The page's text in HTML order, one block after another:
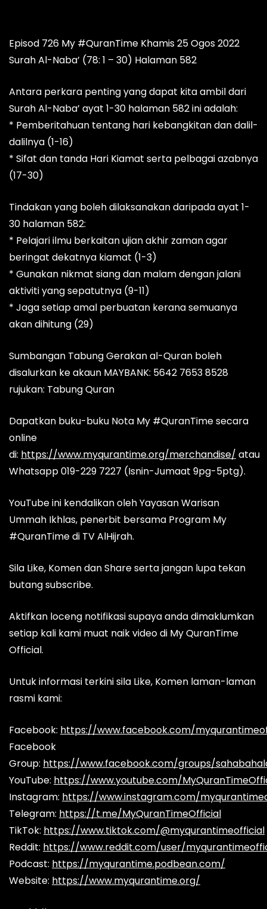
Episod 726 My #QuranTime Khamis 25 Ogos 2022
Surah Al-Naba’ (78: 1 – 30) Halaman 582
Antara perkara penting yang dapat kita ambil dari
Surah Al-Naba’ ayat 1-30 halaman 582 ini adalah:
* Pemberitahuan tentang hari kebangkitan dan dalil-
dalilnya (1-16)
* Sifat dan tanda Hari Kiamat serta pelbagai azabnya
(17-30)
Tindakan yang boleh dilaksanakan daripada ayat 1-
30 halaman 582:
* Pelajari ilmu berkaitan ujian akhir zaman agar
beringat dekatnya kiamat (1-3)
* Gunakan nikmat siang dan malam dengan jalani
aktiviti yang sepatutnya (9-11)
* Jaga setiap amal perbuatan kerana semuanya
akan dihitung (29)
Sumbangan Tabung Gerakan al-Quran boleh
disalurkan ke akaun MAYBANK: 5642 7653 8528
rujukan: Tabung Quran
Dapatkan buku-buku Nota My #QuranTime secara
online
di: https://www.myqurantime.org/merchandise/ atau
Whatsapp 019-229 7227 (Isnin-Jumaat 9pg-5ptg).
YouTube ini kendalikan oleh Yayasan Warisan
Ummah Ikhlas, penerbit bersama Program My
#QuranTime di TV AlHijrah.
Sila Like, Komen dan Share serta jangan lupa tekan
butang subscribe.
Aktifkan loceng notifikasi supaya anda dimaklumkan
setiap kali kami muat naik video di My QuranTime
Official.
Untuk informasi terkini sila Like, Komen laman-laman
rasmi kami:
Facebook: https://www.facebook.com/
Facebook
Group: https://www.facebook.com/groups/
YouTube: https://www.youtube.com/
Instagram: https://www.instagram.com/
Telegram: https://t.me/MyQuranTimeOfficial
TikTok: https://www.tiktok.com/@myqurantimeofficial
Reddit: https://www.reddit.com/user/
Podcast: https://myqurantime.podbean.com/
Website: https://www.myqurantime.org/